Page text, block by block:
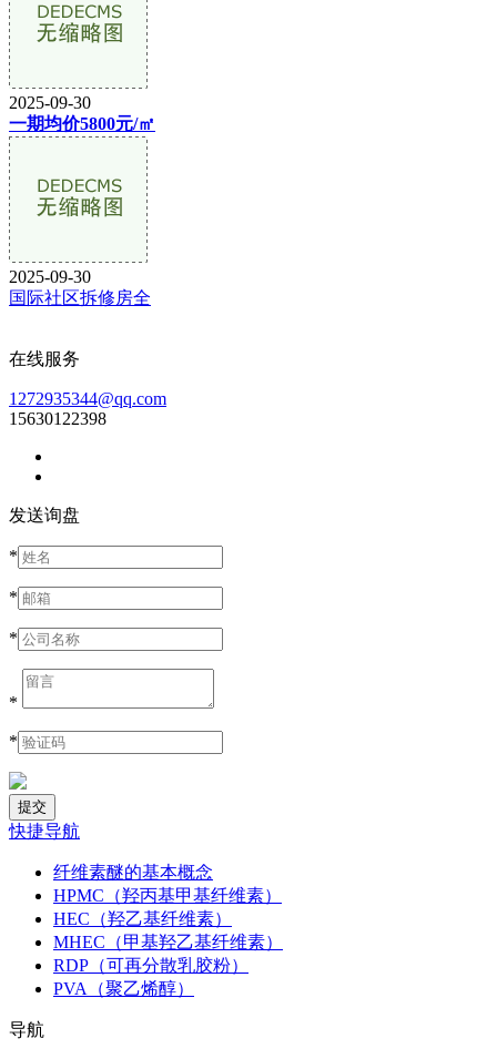
2025-09-30
一期均价5800元/㎡
2025-09-30
国际社区拆修房全
在线服务
1272935344@qq.com
15630122398
发送询盘
*
*
*
*
*
快捷导航
纤维素醚的基本概念
HPMC（羟丙基甲基纤维素）
HEC（羟乙基纤维素）
MHEC（甲基羟乙基纤维素）
RDP（可再分散乳胶粉）
PVA（聚乙烯醇）
导航